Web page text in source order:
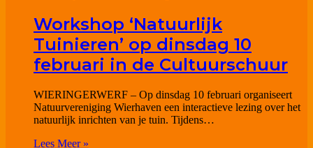
Workshop ‘Natuurlijk
Tuinieren’ op dinsdag 10
februari in de Cultuurschuur
WIERINGERWERF – Op dinsdag 10 februari organiseert
Natuurvereniging Wierhaven een interactieve lezing over het
natuurlijk inrichten van je tuin. Tijdens…
Lees Meer »